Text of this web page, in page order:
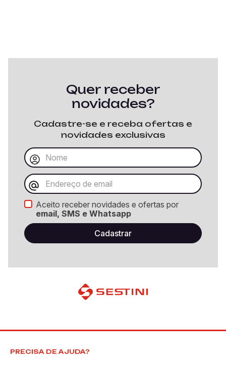
Quer receber
novidades?
Cadastre-se e receba ofertas e
novidades exclusivas
Aceito receber novidades e ofertas por
email, SMS e Whatsapp
PRECISA DE AJUDA?